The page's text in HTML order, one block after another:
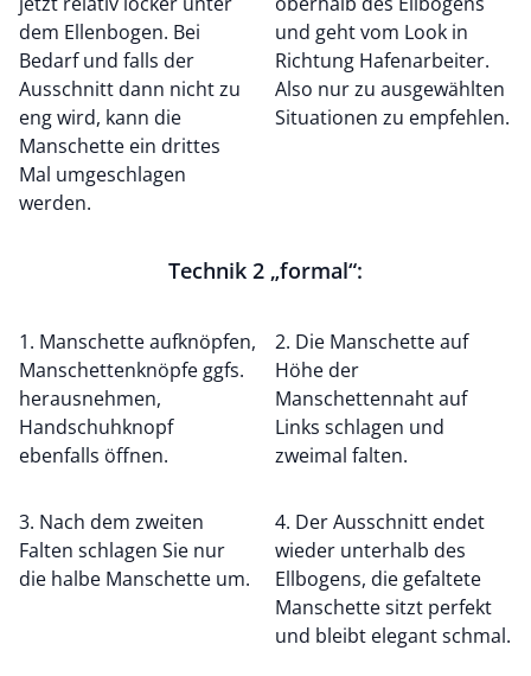
dem Ellenbogen. Bei
Bedarf und falls der
Ausschnitt dann nicht zu
eng wird, kann die
Manschette ein drittes
Mal umgeschlagen
werden.
und geht vom Look in
Richtung Hafenarbeiter.
Also nur zu ausgewählten
Situationen zu empfehlen.
Technik 2 „formal“:
1. Manschette aufknöpfen,
Manschettenknöpfe ggfs.
herausnehmen,
Handschuhknopf
ebenfalls öffnen.
2. Die Manschette auf
Höhe der
Manschettennaht auf
Links schlagen und
zweimal falten.
3. Nach dem zweiten
Falten schlagen Sie nur
die halbe Manschette um.
4. Der Ausschnitt endet
wieder unterhalb des
Ellbogens, die gefaltete
Manschette sitzt perfekt
und bleibt elegant schmal.